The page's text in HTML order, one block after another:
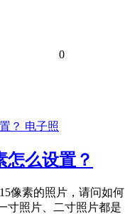
0
电子照
怎么设置？
像素的照片，请问如何
寸照片、二寸照片都是